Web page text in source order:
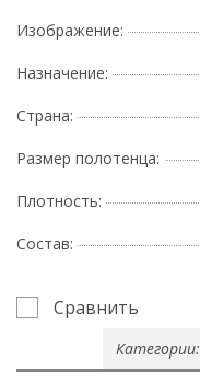
Изображение:
Назначение:
Страна:
Размер полотенца:
Плотность:
Состав:
Сравнить
Категории: